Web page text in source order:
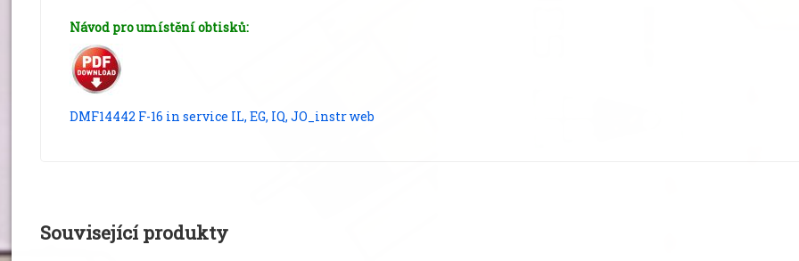
Návod pro umístění obtisků:
DMF14442 F-16 in service IL, EG, IQ, JO_instr web
Související produkty